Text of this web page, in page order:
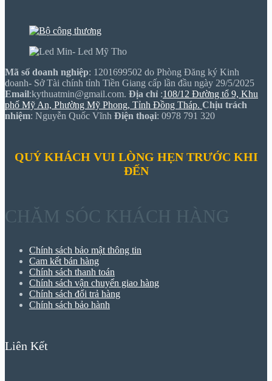
Mã số doanh nghiệp: 1201699502 do Phòng Đăng ký Kinh
doanh- Sở Tài chính tỉnh Tiền Giang cấp lần đầu ngày 29/5/2025
Email:kythuatmin@gmail.com. Địa chỉ :108/12 Đường tổ 9, Khu
phố Mỹ An, Phường Mỹ Phong, Tỉnh Đồng Tháp. Chịu trách
nhiệm: Nguyễn Quốc Vĩnh Điện thoại: 0978 791 320
QUÝ KHÁCH VUI LÒNG HẸN TRƯỚC KHI
ĐẾN
CHĂM SÓC KHÁCH HÀNG
Chính sách bảo mật thông tin
Cam kết bán hàng
Chính sách thanh toán
Chính sách vận chuyển giao hàng
Chính sách đổi trả hàng
Chính sách bảo hành
Liên Kết